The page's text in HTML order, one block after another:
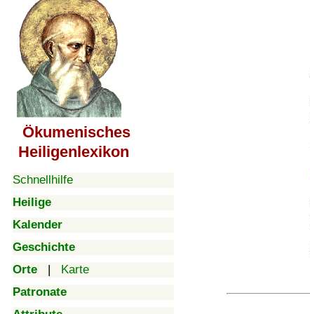
Ökumenisches
Heiligenlexikon
Schnellhilfe
Heilige
Kalender
Geschichte
Orte | Karte
Patronate